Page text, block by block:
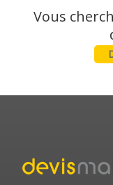
Vous